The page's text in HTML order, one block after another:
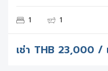
1 1
เช่า THB 23,000 /